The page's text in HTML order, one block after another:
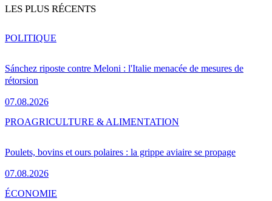
LES PLUS RÉCENTS
Sánchez riposte contre Meloni : l'Italie menacée de mesures de
rétorsion
07.08.2026
POLITIQUE
Poulets, bovins et ours polaires : la grippe aviaire se propage
07.08.2026
PROAGRICULTURE & ALIMENTATION
ÉCONOMIE